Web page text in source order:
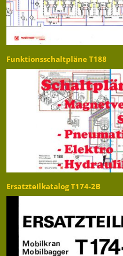
Funktionsschaltpläne T188
Ersatzteilkatalog T174-2B